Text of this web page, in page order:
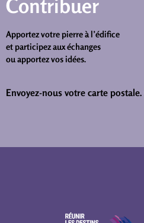
Contribuer
Apportez votre pierre à l’édifice
et participez aux échanges
ou apportez vos idées.
Envoyez-nous votre carte postale.